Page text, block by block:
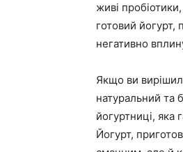
живі
готовий йогурт,
негативно
Якщо ви
натуральний та
йогуртниці, яка
Йогурт,